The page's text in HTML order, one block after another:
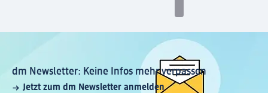
dm Newsletter: Keine Infos mehr verpassen
Jetzt zum dm Newsletter anmelden